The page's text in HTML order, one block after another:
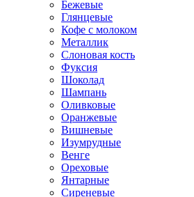
Бежевые
Глянцевые
Кофе с молоком
Металлик
Слоновая кость
Фуксия
Шоколад
Шампань
Оливковые
Оранжевые
Вишневые
Изумрудные
Венге
Ореховые
Янтарные
Сиреневые